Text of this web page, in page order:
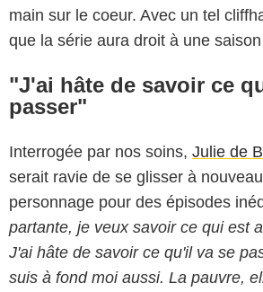
main sur le coeur. Avec un tel
que la série aura droit à une
"J'ai hâte de savoir ce
passer"
Interrogée par nos soins, Julie de
serait ravie de se glisser à
personnage pour des épisodes
partante, je veux savoir ce qui est
J'ai hâte de savoir ce qu'il va se
suis à fond moi aussi. La pauvre,